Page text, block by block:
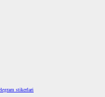
stikerlari